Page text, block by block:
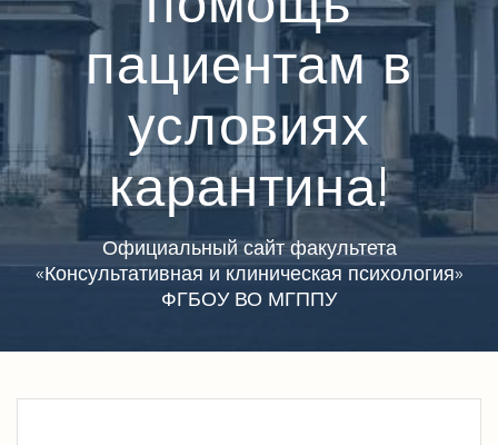
пациентам в
условиях
карантина!
Официальный сайт факультета
«Консультативная и клиническая психология»
ФГБОУ ВО МГППУ